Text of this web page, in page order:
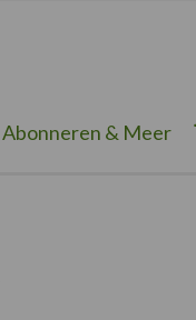
Abonneren & Meer